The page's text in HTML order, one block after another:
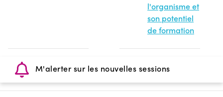
l'organisme et
son potentiel
de formation
M'alerter sur les nouvelles sessions